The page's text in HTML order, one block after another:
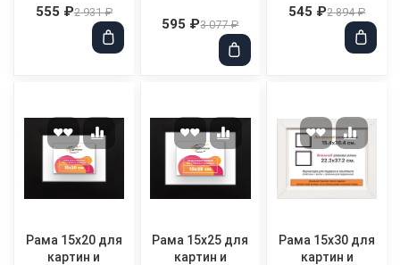
555 ₽2 931 ₽
595 ₽3 077 ₽
545 ₽2 894 ₽
Рама 15x20 для
картин и
Рама 15x25 для
картин и
Рама 15x30 для
картин и